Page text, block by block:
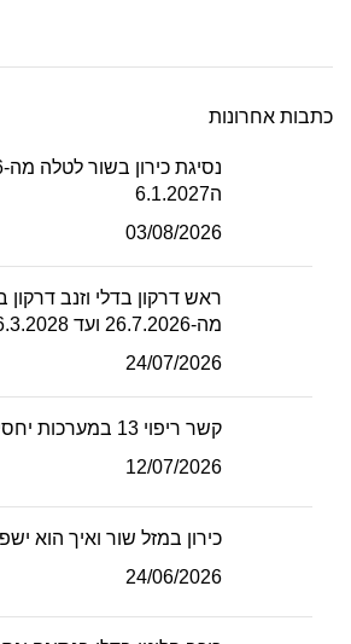
כתבות אחרונות
ה6.1.2027
03/08/2026
ראש דרקון בדלי וזנב
מה-26.7.2026 ועד 26.3.2028
24/07/2026
קשר ריפוי 13 במערכות יחסים
12/07/2026
כירון במזל שור ואיך הוא
24/06/2026